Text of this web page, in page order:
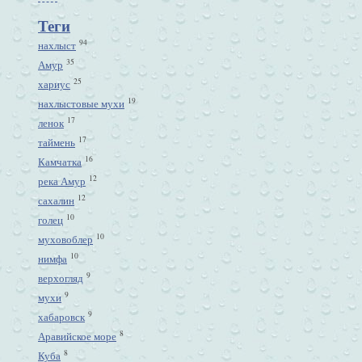
Теги
нахлыст 94
Амур 35
хариус 25
нахлыстовые мухи 19
ленок 17
таймень 17
Камчатка 16
река Амур 12
сахалин 12
голец 10
муховоблер 10
нимфа 10
верхогляд 9
мухи 9
хабаровск 9
Аравийское море 8
Куба 8